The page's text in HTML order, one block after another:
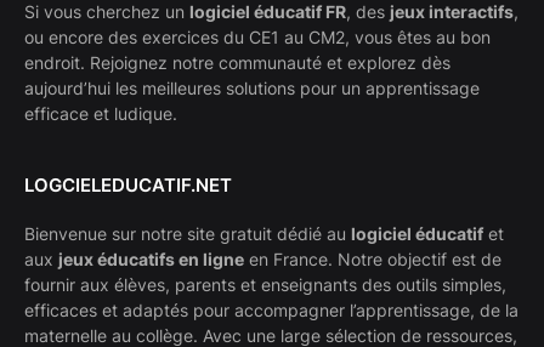
Si vous cherchez un logiciel éducatif FR, des jeux interactifs,
ou encore des exercices du CE1 au CM2, vous êtes au bon
endroit. Rejoignez notre communauté et explorez dès
aujourd’hui les meilleures solutions pour un apprentissage
efficace et ludique.
LOGCIELEDUCATIF.NET
Bienvenue sur notre site gratuit dédié au logiciel éducatif et
aux jeux éducatifs en ligne en France. Notre objectif est de
fournir aux élèves, parents et enseignants des outils simples,
efficaces et adaptés pour accompagner l’apprentissage, de la
maternelle au collège. Avec une large sélection de ressources,